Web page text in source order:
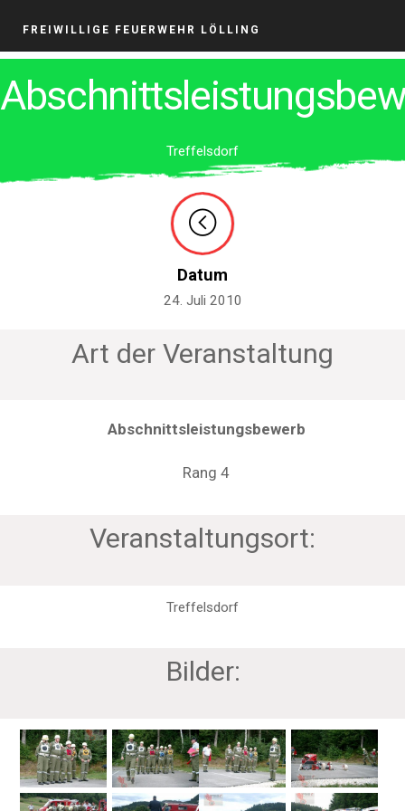
FREIWILLIGE FEUERWEHR LÖLLING
Treffelsdorf
Datum
24. Juli 2010
Art der Veranstaltung
Abschnittsleistungsbewerb
Rang 4
Veranstaltungsort:
Treffelsdorf
Bilder: